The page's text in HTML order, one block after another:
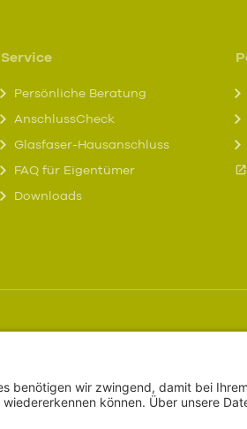
Service
Persönliche Beratung
AnschlussCheck
Glasfaser-Hausanschluss
FAQ für Eigentümer
Downloads
AGB & vorvertragliche Infos